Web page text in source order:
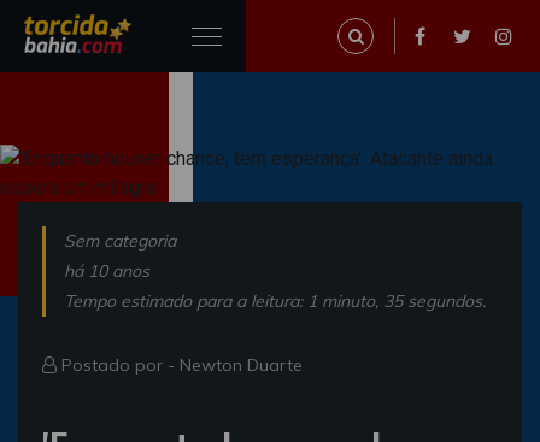
Sem categoria
há 10 anos
Tempo estimado para a leitura: 1 minuto, 35 segundos.
Postado por - Newton Duarte